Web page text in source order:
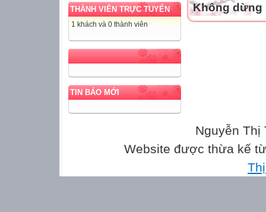
THÀNH VIÊN TRỰC TUYẾN
1 khách và 0 thành viên
TIN BÁO MỚI
Không dừng
Nguyễn Thị
Website được thừa kế